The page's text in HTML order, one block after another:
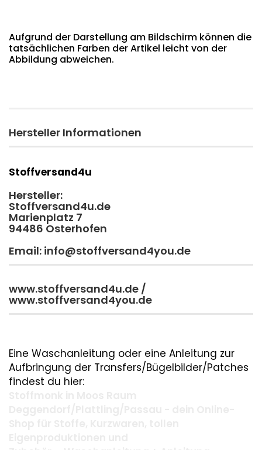
Aufgrund der Darstellung am Bildschirm können die
tatsächlichen Farben der Artikel leicht von der
Abbildung abweichen.
Hersteller Informationen
Stoffversand4u
Hersteller:
Stoffversand4u.de
Marienplatz 7
94486 Osterhofen
Email: info@stoffversand4you.de
www.stoffversand4u.de /
www.stoffversand4you.de
Eine Waschanleitung oder eine Anleitung zur
Aufbringung der Transfers/Bügelbilder/Patches
findest du hier: